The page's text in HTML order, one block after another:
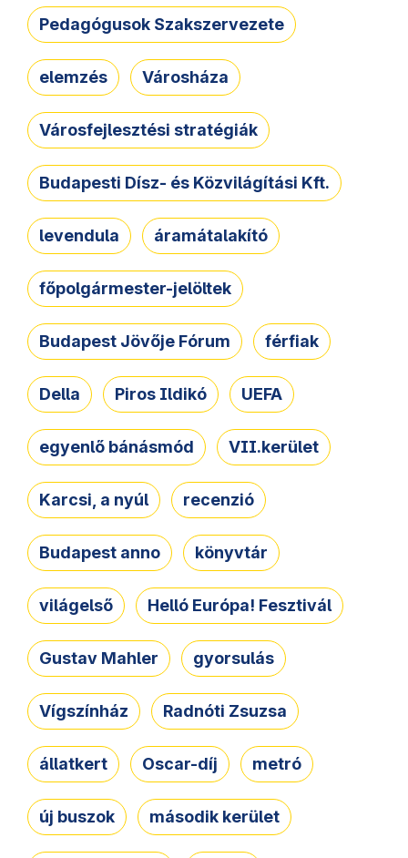
Pedagógusok Szakszervezete
elemzés Városháza
Városfejlesztési stratégiák
Budapesti Dísz- és Közvilágítási Kft.
levendula áramátalakító
főpolgármester-jelöltek
Budapest Jövője Fórum férfiak
Della Piros Ildikó UEFA
egyenlő bánásmód VII.kerület
Karcsi, a nyúl recenzió
Budapest anno könyvtár
világelső Helló Európa! Fesztivál
Gustav Mahler gyorsulás
Vígszínház Radnóti Zsuzsa
állatkert Oscar-díj metró
új buszok második kerület